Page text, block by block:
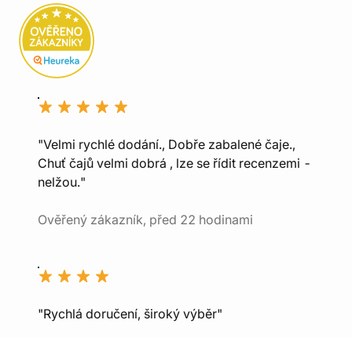
"Velmi rychlé dodání., Dobře zabalené čaje.,
Chuť čajů velmi dobrá , lze se řídit recenzemi -
nelžou."
Ověřený zákazník, před 22 hodinami
"Rychlá doručení, široký výběr"